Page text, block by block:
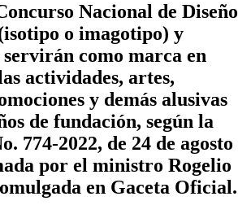
Nacional de Diseño
o imagotipo) y
servirán como marca en
actividades, artes,
y demás alusivas
de fundación, según la
774-2022, de 24 de agosto
por el ministro Rogelio
en Gaceta Oficial.